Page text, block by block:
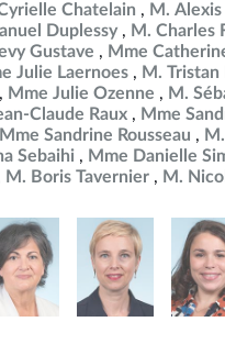
Chatelain
M.
Duplessy
M. Charles
Gustave
Mme
Julie Laernoes
M. Tristan
Mme Julie Ozenne
M.
Claude Raux
Mme
Mme Sandrine Rousseau
Sebaihi
Mme Danielle
M. Boris Tavernier
M.